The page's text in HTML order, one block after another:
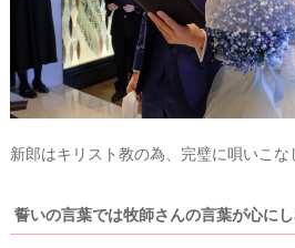
新郎はキリスト教の為、完璧に唄いこな
誓いの言葉では牧師さんの言葉が心に
最
新
ド
レ
事
を
プ
ラ
ン
ナ
ン
キ
プ
ラ
ン
ナ
ポ
を